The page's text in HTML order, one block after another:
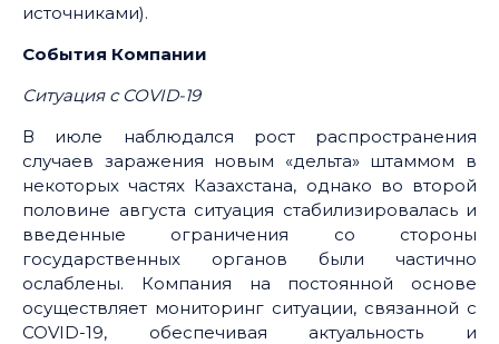
источниками).
События Компании
Ситуация с COVID-19
В июле наблюдался рост распространения
случаев заражения новым «дельта» штаммом в
некоторых частях Казахстана, однако во второй
половине августа ситуация стабилизировалась и
введенные ограничения со стороны
государственных органов были частично
ослаблены. Компания на постоянной основе
осуществляет мониторинг ситуации, связанной с
COVID-19, обеспечивая актуальность и